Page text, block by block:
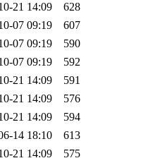
21 14:09
628
07 09:19
607
07 09:19
590
07 09:19
592
21 14:09
591
21 14:09
576
21 14:09
594
14 18:10
613
21 14:09
575